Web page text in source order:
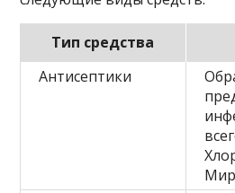
Тип средства
Антисептики